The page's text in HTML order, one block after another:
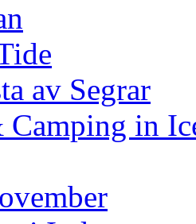
av Segrar
in